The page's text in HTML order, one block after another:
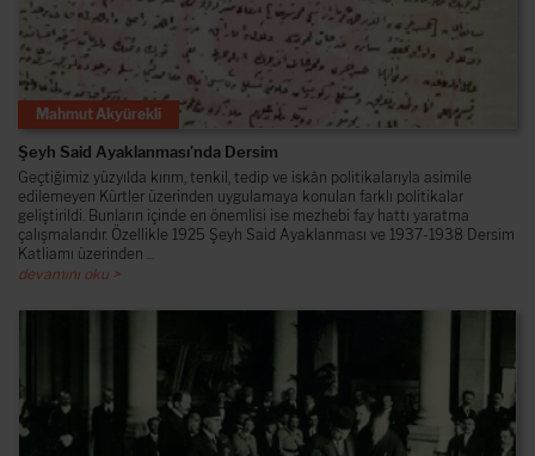
Mahmut Akyürekli
Şeyh Said Ayaklanması’nda Dersim
Geçtiğimiz yüzyılda kırım, tenkil, tedip ve iskân politikalarıyla asimile
edilemeyen Kürtler üzerinden uygulamaya konulan farklı politikalar
geliştirildi. Bunların içinde en önemlisi ise mezhebi fay hattı yaratma
çalışmalarıdır. Özellikle 1925 Şeyh Said Ayaklanması ve 1937-1938 Dersim
Katliamı üzerinden ...
devamını oku >